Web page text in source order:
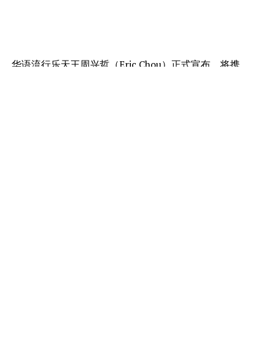
华语流行乐天王周兴哲（Eric Chou）正式宣布，将携